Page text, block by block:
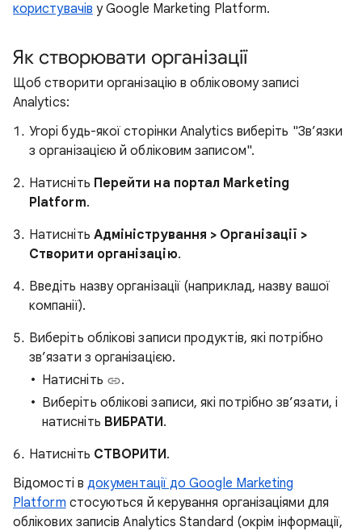
користувачів у Google Marketing Platform.
Як створювати організації
Щоб створити організацію в обліковому записі
Analytics:
Угорі будь-якої сторінки Analytics виберіть "Зв’язки
з організацією й обліковим записом".
Натисніть Перейти на портал Marketing
Platform.
Натисніть Адміністрування > Організації >
Створити організацію.
Введіть назву організації (наприклад, назву вашої
компанії).
Виберіть облікові записи продуктів, які потрібно
зв’язати з організацією.
Натисніть
.
Виберіть облікові записи, які потрібно зв’язати, і
натисніть ВИБРАТИ.
Натисніть СТВОРИТИ.
Відомості в документації до Google Marketing
Platform стосуються й керування організаціями для
облікових записів Analytics Standard (окрім інформації,